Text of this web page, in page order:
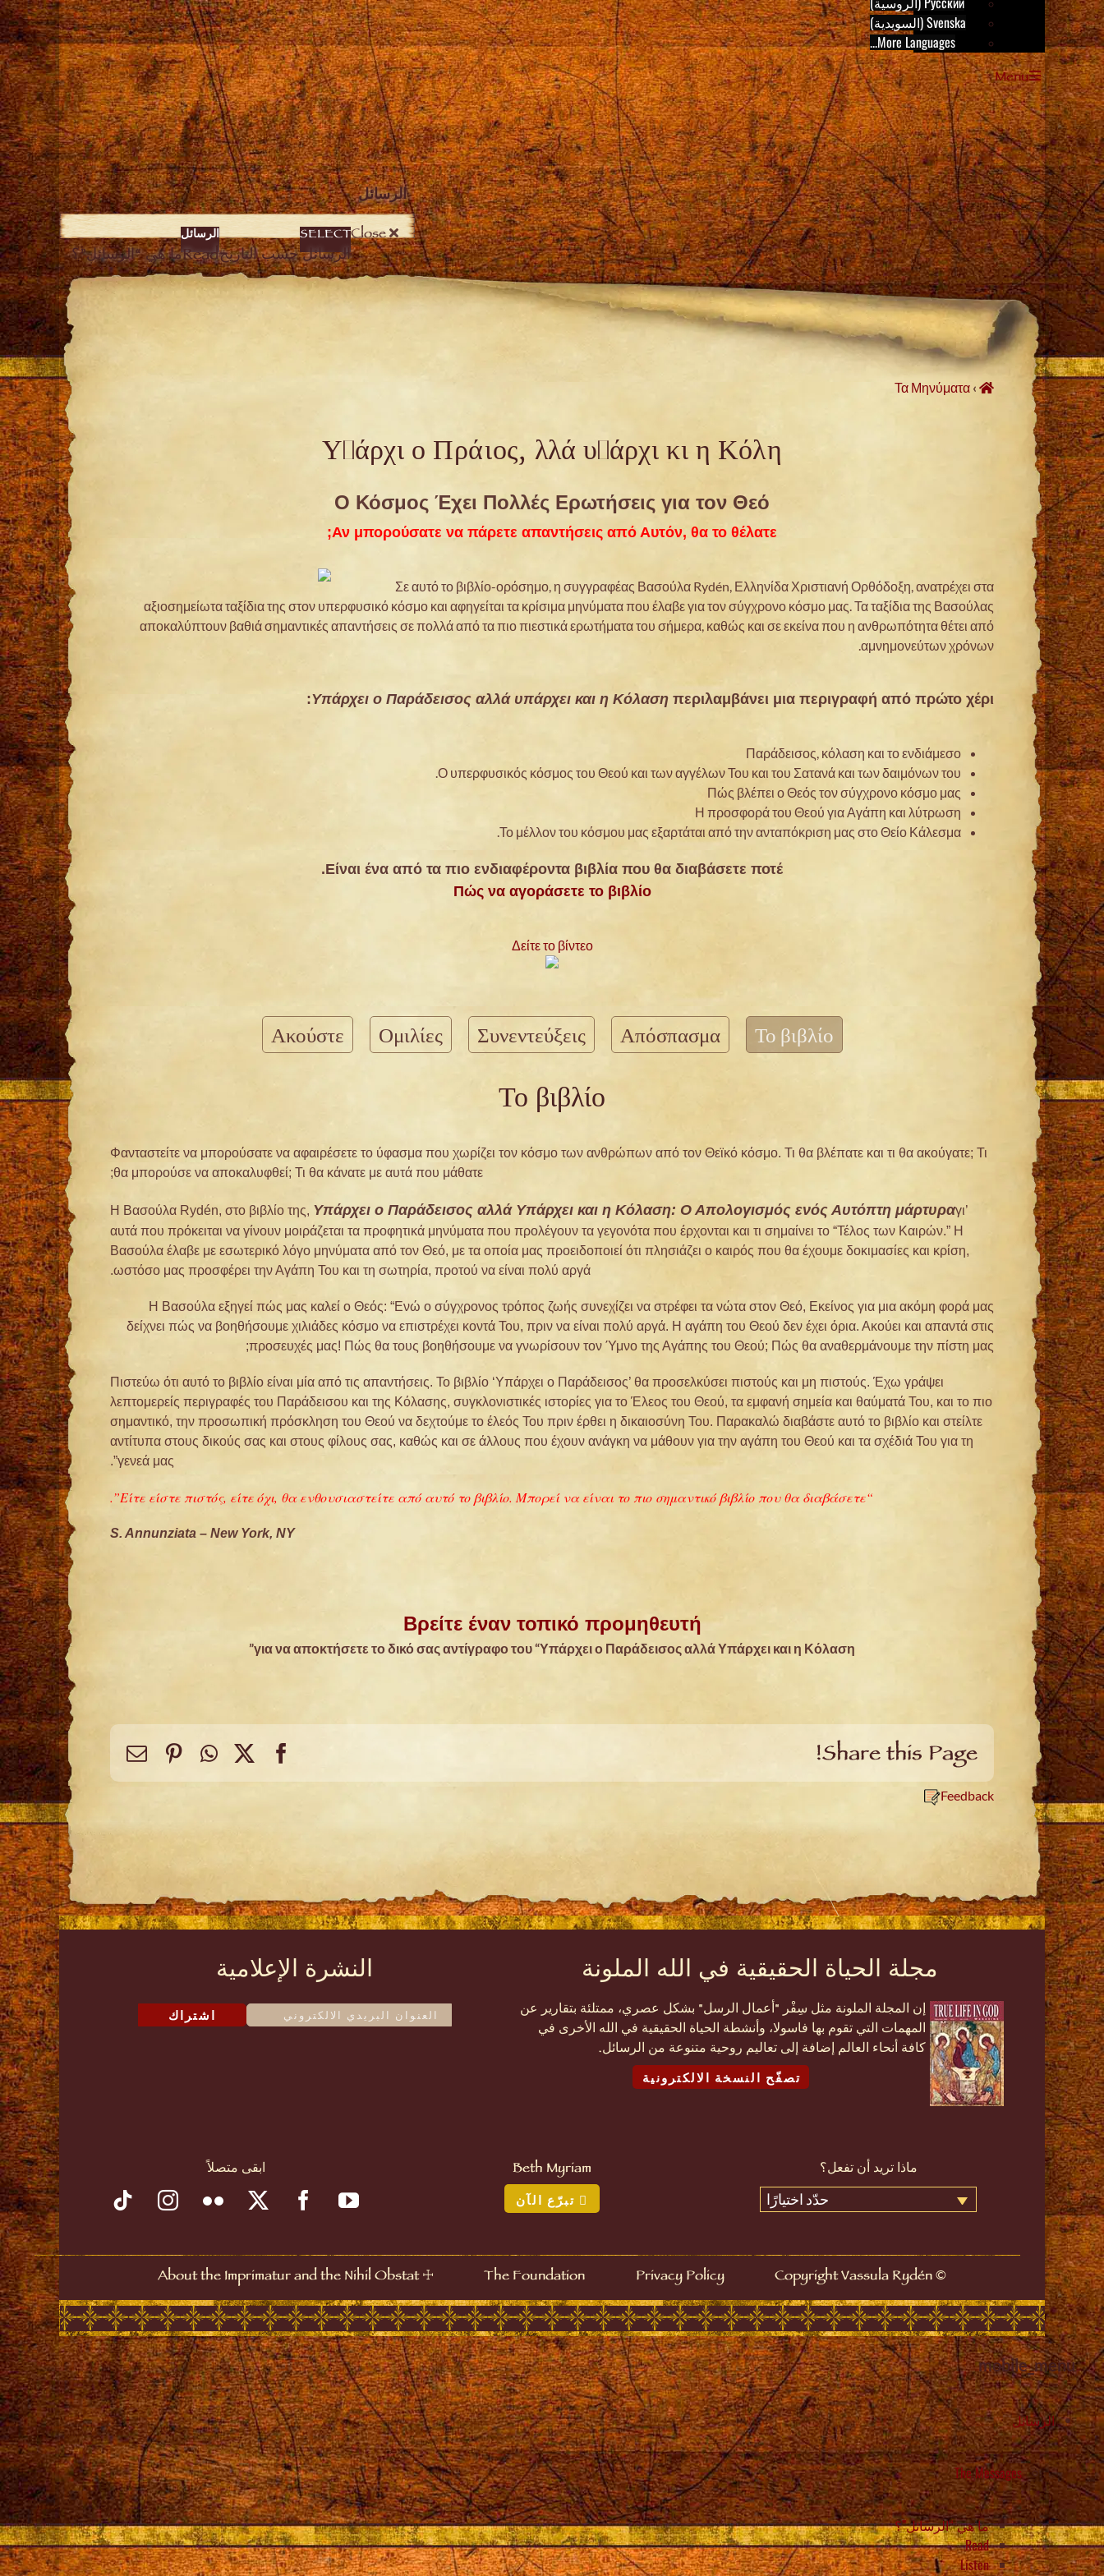
Svenska (السويدية)
More Languages...
Menu
الرسائل
الرسائل
ما هي “الرسائل”؟Read
SELECT
الرسائل حسب التاريخ
Close
›
Τα Μηνύματα
Υπάρχει ο Παράδεισος, αλλά υπάρχει και η Κόλαση
Ο Κόσμος Έχει Πολλές Ερωτήσεις για τον Θεό
Αν μπορούσατε να πάρετε απαντήσεις από Αυτόν, θα το θέλατε;
Σε αυτό το βιβλίο-ορόσημο, η συγγραφέας Βασούλα Rydén, Ελληνίδα Χριστιανή Ορθόδοξη, ανατρέχει στα
αξιοσημείωτα ταξίδια της στον υπερφυσικό κόσμο και αφηγείται τα κρίσιμα μηνύματα που έλαβε για τον σύγχρονο κόσμο μας. Τα ταξίδια της Βασούλας
αποκαλύπτουν βαθιά σημαντικές απαντήσεις σε πολλά από τα πιο πιεστικά ερωτήματα του σήμερα, καθώς και σε εκείνα που η ανθρωπότητα θέτει από
αμνημονεύτων χρόνων.
Υπάρχει ο Παράδεισος αλλά υπάρχει και η Κόλασηπεριλαμβάνει μια περιγραφή από πρώτο χέρι:
Παράδεισος, κόλαση και το ενδιάμεσο
Ο υπερφυσικός κόσμος του Θεού και των αγγέλων Του και του Σατανά και των δαιμόνων του.
Πώς βλέπει ο Θεός τον σύγχρονο κόσμο μας
Η προσφορά του Θεού για Αγάπη και λύτρωση
Το μέλλον του κόσμου μας εξαρτάται από την ανταπόκριση μας στο Θείο Κάλεσμα.
Είναι ένα από τα πιο ενδιαφέροντα βιβλία που θα διαβάσετε ποτέ.
Πώς να αγοράσετε το βιβλίο
Δείτε το βίντεο
Το βιβλίο
Απόσπασμα
Συνεντεύξεις
Ομιλίες
Ακούστε
Το βιβλίο
Φανταστείτε να μπορούσατε να αφαιρέσετε το ύφασμα που χωρίζει τον κόσμο των ανθρώπων από τον Θεϊκό κόσμο. Τι θα βλέπατε και τι θα ακούγατε; Τι
θα μπορούσε να αποκαλυφθεί; Τι θα κάνατε με αυτά που μάθατε;
Η Βασούλα Rydén, στο βιβλίο της, Υπάρχει ο Παράδεισος αλλά Υπάρχει και η Κόλαση: Ο Απολογισμός ενός Αυτόπτη μάρτυραγι’
αυτά που πρόκειται να γίνουν μοιράζεται τα προφητικά μηνύματα που προλέγουν τα γεγονότα που έρχονται και τι σημαίνει το “Τέλος των Καιρών.” Η
Βασούλα έλαβε με εσωτερικό λόγο μηνύματα από τον Θεό, με τα οποία μας προειδοποιεί ότι πλησιάζει ο καιρός που θα έχουμε δοκιμασίες και κρίση,
ωστόσο μας προσφέρει την Αγάπη Του και τη σωτηρία, προτού να είναι πολύ αργά.
Η Βασούλα εξηγεί πώς μας καλεί ο Θεός: “Ενώ ο σύγχρονος τρόπος ζωής συνεχίζει να στρέφει τα νώτα στον Θεό, Εκείνος για μια ακόμη φορά μας
δείχνει πώς να βοηθήσουμε χιλιάδες κόσμο να επιστρέχει κοντά Του, πριν να είναι πολύ αργά. Η αγάπη του Θεού δεν έχει όρια. Ακούει και απαντά στις
προσευχές μας! Πώς θα τους βοηθήσουμε να γνωρίσουν τον Ύμνο της Αγάπης του Θεού; Πώς θα αναθερμάνουμε την πίστη μας;
Πιστεύω ότι αυτό το βιβλίο είναι μία από τις απαντήσεις. Το βιβλίο ‘Υπάρχει ο Παράδεισος’ θα προσελκύσει πιστούς και μη πιστούς. Έχω γράψει
λεπτομερείς περιγραφές του Παράδεισου και της Κόλασης, συγκλονιστικές ιστορίες για το Έλεος του Θεού, τα εμφανή σημεία και θαύματά Του, και το πιο
σημαντικό, την προσωπική πρόσκληση του Θεού να δεχτούμε το έλεός Του πριν έρθει η δικαιοσύνη Του. Παρακαλώ διαβάστε αυτό το βιβλίο και στείλτε
αντίτυπα στους δικούς σας και στους φίλους σας, καθώς και σε άλλους που έχουν ανάγκη να μάθουν για την αγάπη του Θεού και τα σχέδιά Του για τη
γενεά μας”.
“Είτε είστε πιστός, είτε όχι, θα ενθουσιαστείτε από αυτό το βιβλίο. Μπορεί να είναι το πιο σημαντικό βιβλίο που θα διαβάσετε”.
S. Annunziata – New York, NY
Βρείτε έναν τοπικό προμηθευτή
για να αποκτήσετε το δικό σας αντίγραφο του “Υπάρχει ο Παράδεισος αλλά Υπάρχει και η Κόλαση”
Share this Page!
Facebook
X
WhatsApp
Pinterest
Email
Feedback
مجلة الحياة الحقيقية في الله الملونة
إن المجلة الملونة مثل سِفْر "أعمال الرسل" بشكل عصري، ممتلئة بتقارير عن
المهمات التي تقوم بها فاسولا، وأنشطة الحياة الحقيقية في الله الأخرى في
كافة أنحاء العالم إضافة إلى تعاليم روحية متنوعة من الرسائل.
تصفّح النسخة الالكترونية
النشرة الإعلامية
اشتراك
ماذا تريد أن تفعل؟
حدّد اختيارًا
Beth Myriam
تبرّع الآن
ابقى متصلاً
©
Privacy Policy
The Foundation
☩
About the Imprimatur and the Nihil Obstat
mobile_menu
الرسائل
The Messages
ما هي “الرسائل”؟
Read
Listen